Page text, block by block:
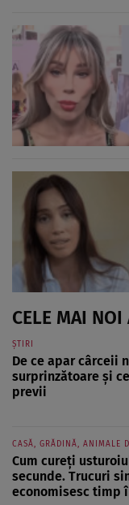
CELE MAI NOI
ȘTIRI
De ce apar cârceii
surprinzătoare și
previi
CASĂ, GRĂDINĂ, ANIMALE
Cum cureți
secunde. Trucuri
economisesc timp